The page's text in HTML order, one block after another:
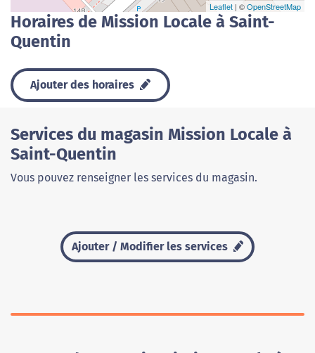
Leaflet | ©OpenStreetMap
Horaires de Mission Locale à Saint-
Quentin
Ajouter des horaires
Services du magasin Mission Locale à
Saint-Quentin
Vous pouvez renseigner les services du magasin.
Ajouter / Modifier les services